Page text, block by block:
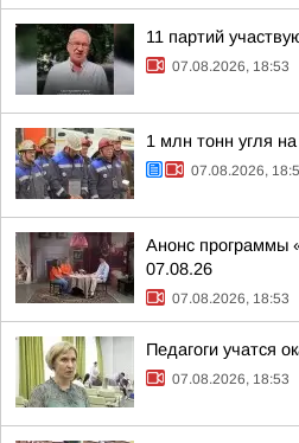
11 партий
07.08.2026, 18:53
1 млн тонн угля
07.08.2026,
Анонс программы
07.08.26
07.08.2026, 18:53
Педагоги учатся
07.08.2026, 18:53